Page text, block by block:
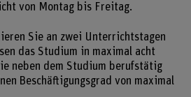
von Montag bis Freitag.
Sie an zwei Unterrichtstagen
das Studium in maximal acht
neben dem Studium berufstätig
Beschäftigungsgrad von maximal